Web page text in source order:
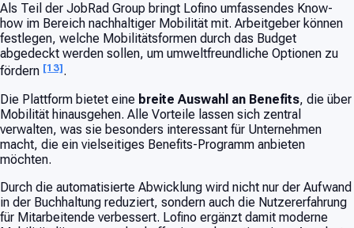
Als Teil der JobRad Group bringt Lofino umfassendes Know-
how im Bereich nachhaltiger Mobilität mit. Arbeitgeber können
festlegen, welche Mobilitätsformen durch das Budget
abgedeckt werden sollen, um umweltfreundliche Optionen zu
fördern [13].
Die Plattform bietet eine breite Auswahl an Benefits, die über
Mobilität hinausgehen. Alle Vorteile lassen sich zentral
verwalten, was sie besonders interessant für Unternehmen
macht, die ein vielseitiges Benefits-Programm anbieten
möchten.
Durch die automatisierte Abwicklung wird nicht nur der Aufwand
in der Buchhaltung reduziert, sondern auch die Nutzererfahrung
für Mitarbeitende verbessert. Lofino ergänzt damit moderne